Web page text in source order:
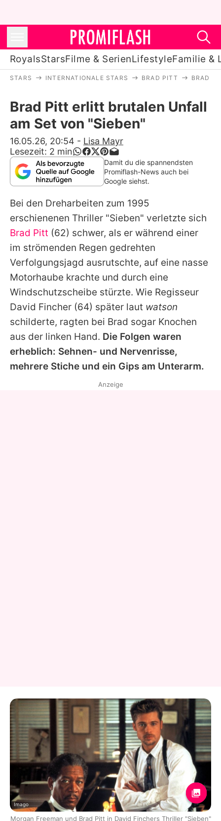
RoyalsStarsFilme & SerienLifestyleFamilie &
Stars
Filme & Serien
Lifestyle
Familie & Liebe
Alle Themen auf Promiflash
Jobs
App runterladen
Team
Redaktionelle Richtlinien
Impressum
Datenschutzerklärung
STARS INTERNATIONALE STARS BRAD PITT BRAD
Brad Pitt erlitt brutalen Unfall
am Set von "Sieben"
16.05.26, 20:54 - Lisa Mayr
Lesezeit: 2 min
Damit du die spannendsten
Promiflash-News auch bei
Google siehst.
Bei den Dreharbeiten zum 1995
erschienenen Thriller "Sieben" verletzte sich
Brad Pitt (62) schwer, als er während einer
im strömenden Regen gedrehten
Verfolgungsjagd ausrutschte, auf eine nasse
Motorhaube krachte und durch eine
Windschutzscheibe stürzte. Wie Regisseur
David Fincher (64) später laut watson
schilderte, ragten bei Brad sogar Knochen
aus der linken Hand. Die Folgen waren
erheblich: Sehnen- und Nervenrisse,
mehrere Stiche und ein Gips am Unterarm.
Anzeige
Imago
Morgan Freeman und Brad Pitt in David Finchers Thriller "Sieben"